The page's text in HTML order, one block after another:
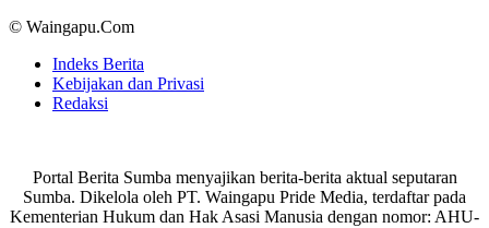
© Waingapu.Com
Indeks Berita
Kebijakan dan Privasi
Redaksi
Portal Berita Sumba menyajikan berita-berita aktual seputaran
Sumba. Dikelola oleh PT. Waingapu Pride Media, terdaftar pada
Kementerian Hukum dan Hak Asasi Manusia dengan nomor: AHU-